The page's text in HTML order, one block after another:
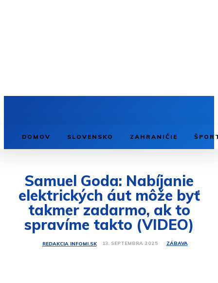
DOMOV SLOVENSKO ZAHRANIČIE
Samuel Goda: Nabíjanie
elektrických áut môže byť
takmer zadarmo, ak to
spravíme takto (VIDEO)
REDAKCIA INFOMI.SK 13. SEPTEMBRA 2025 ZÁBAVA